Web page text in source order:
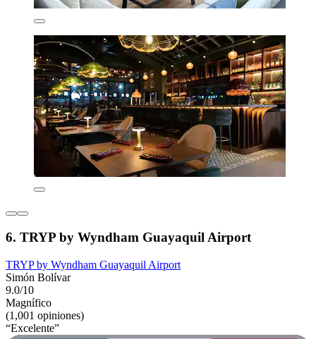
6. TRYP by Wyndham Guayaquil Airport
TRYP by Wyndham Guayaquil Airport
Simón Bolívar
9.0/10
Magnífico
(1,001 opiniones)
“Excelente”